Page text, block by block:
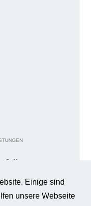
Einige sind
unsere Webseite
dieser